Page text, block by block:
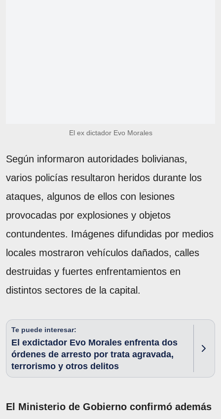
El ex dictador Evo Morales
Según informaron autoridades bolivianas,
varios policías resultaron heridos durante los
ataques, algunos de ellos con lesiones
provocadas por explosiones y objetos
contundentes. Imágenes difundidas por medios
locales mostraron vehículos dañados, calles
destruidas y fuertes enfrentamientos en
distintos sectores de la capital.
Te puede interesar:
El exdictador Evo Morales enfrenta dos
órdenes de arresto por trata agravada,
terrorismo y otros delitos
El Ministerio de Gobierno confirmó además